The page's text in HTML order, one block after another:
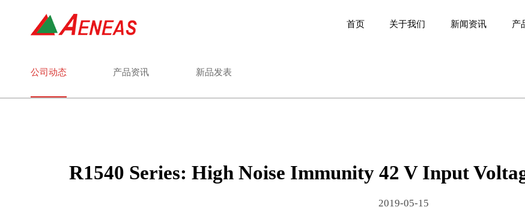
首页 关于我们 新闻资讯 产
公司动态 产品资讯 新品发表
R1540 Series: High Noise Immunity 42 V Input
2019-05-15